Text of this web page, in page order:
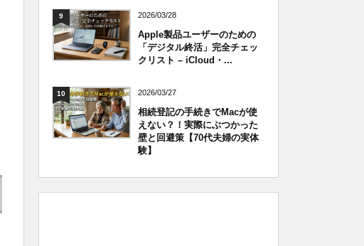
9 2026/03/28
Apple製品ユーザーのための
「デジタル終活」完全チェッ
クリスト – iCloud・...
10 2026/03/27
相続登記の手続きでMacが使
えない？！実際にぶつかった
壁と回避策【70代夫婦の実体
験】